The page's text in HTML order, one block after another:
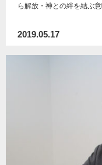
ら解放・神との絆を結ぶ
2019.05.17